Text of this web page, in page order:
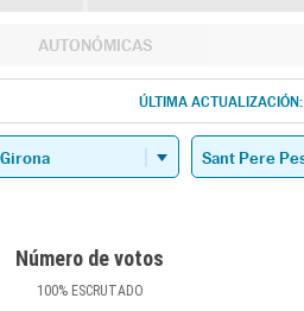
AUTONÓMICAS
ÚLTIMA ACTUALIZACIÓN:
Número de votos
100%ESCRUTADO